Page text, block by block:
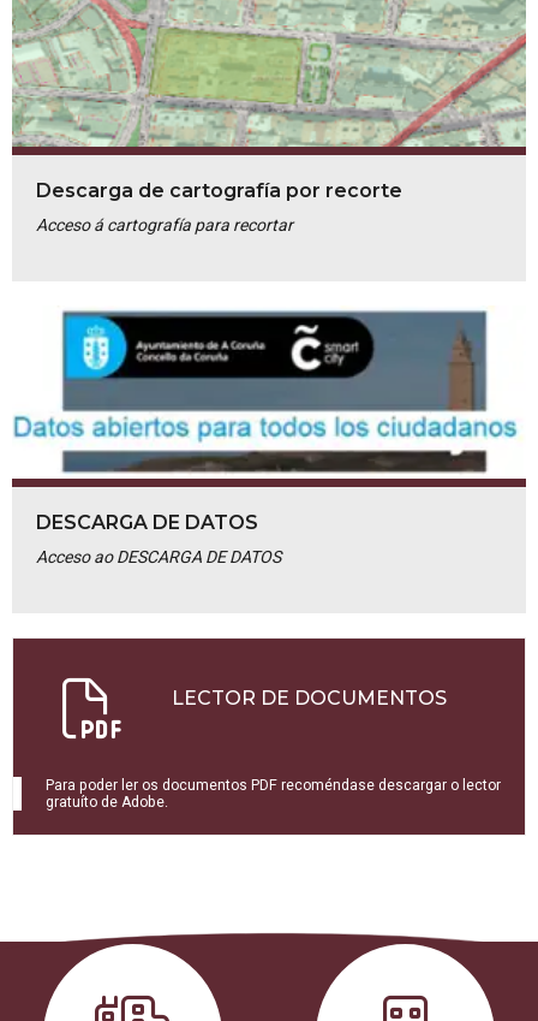
Descarga de cartografía por recorte
Acceso á cartografía para recortar
DESCARGA DE DATOS
Acceso ao DESCARGA DE DATOS
LECTOR DE DOCUMENTOS
Para poder ler os documentos PDF recoméndase descargar o lector
gratuíto de Adobe.